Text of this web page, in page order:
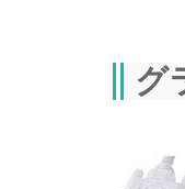
グ